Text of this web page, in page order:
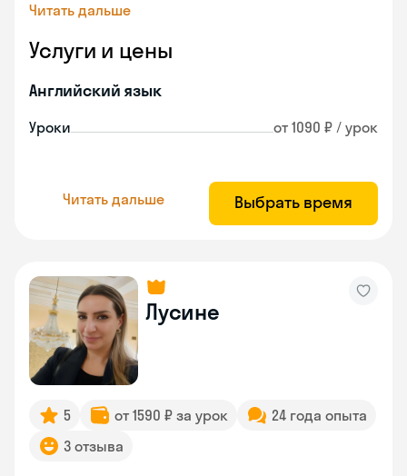
Читать дальше
Услуги и цены
Английский язык
Уроки от 1090 ₽ / урок
Читать дальше Выбрать время
Лусине
5 от 1590 ₽ за урок
24 года опыта
3 отзыва